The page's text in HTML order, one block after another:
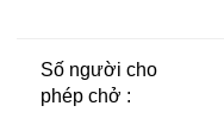
Số người cho
phép chở :